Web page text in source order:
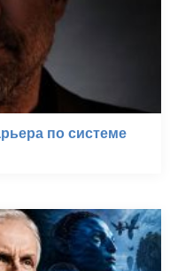
по системе